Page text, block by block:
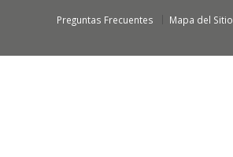
Preguntas Frecuentes Mapa del Sitio